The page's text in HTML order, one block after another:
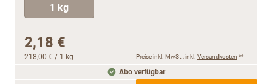
1 kg
2,18 €
218,00 € / 1 kg Preise inkl. MwSt., inkl. Versandkosten **
Abo verfügbar